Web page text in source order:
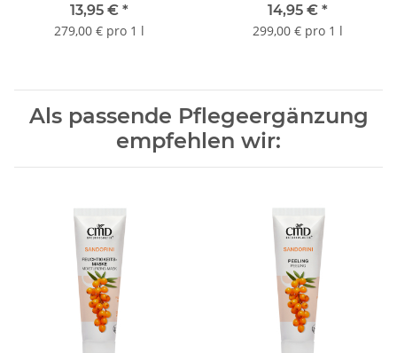
13,95 € *
279,00 € pro 1 l
14,95 € *
299,00 € pro 1 l
Als passende Pflegeergänzung
empfehlen wir: